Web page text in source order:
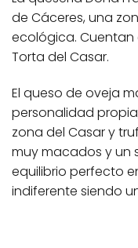
de Cáceres, una
ecológica.
Torta del Casar.
El queso de oveja
personalidad
zona del Casar y
muy macados y un
equilibrio perfecto
indiferente siendo